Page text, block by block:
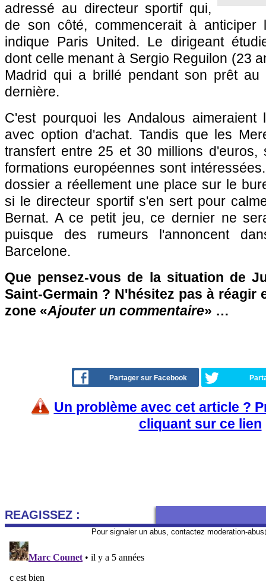
adressé au directeur sportif qui,
de son côté, commencerait à anticiper
indique Paris United. Le dirigeant
dont celle menant à Sergio Reguilon (23
Madrid qui a brillé pendant son prêt
dernière.
C'est pourquoi les Andalous
avec option d'achat. Tandis que les
transfert entre 25 et 30 millions d'euros,
formations européennes sont
dossier a réellement une place sur le
si le directeur sportif s'en sert pour
Bernat. A ce petit jeu, ce dernier ne
puisque des rumeurs l'annoncent
Barcelone.
Que pensez-vous de la situation de
Saint-Germain ? N'hésitez pas à réagir
zone «Ajouter un commentaire» …
Partager sur Facebook
Un problème avec cet article ?
cliquant sur ce lien
REAGISSEZ :
Pour signaler un abus, contactez moderation-